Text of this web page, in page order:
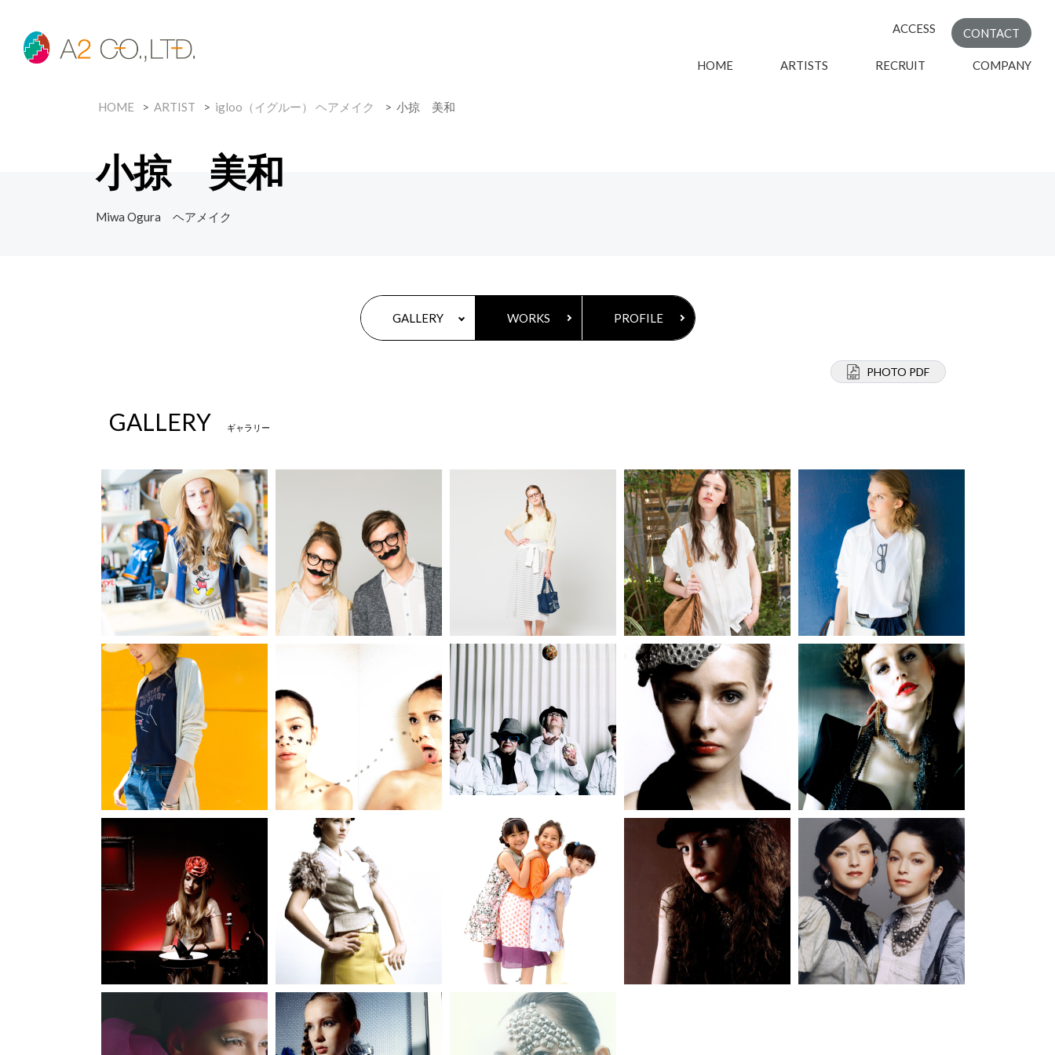
HOME ARTISTS RECRUIT COMPANY
ACCESS CONTACT
HOME ARTIST igloo（イグルー） ヘアメイク 小掠 美和
小掠 美和
Miwa Ogura ヘアメイク
GALLERY WORKS PROFILE
GALLERY ギャラリー
PHOTO PDF